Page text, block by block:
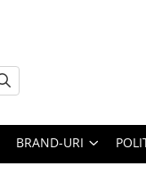
BRAND-URI